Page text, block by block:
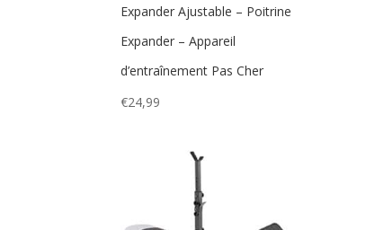
Expander Ajustable – Poitrine
Expander – Appareil
d’entraînement Pas Cher
€24,99